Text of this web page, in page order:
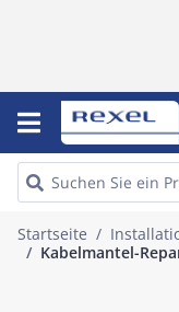
Startseite
Kabelmantel-